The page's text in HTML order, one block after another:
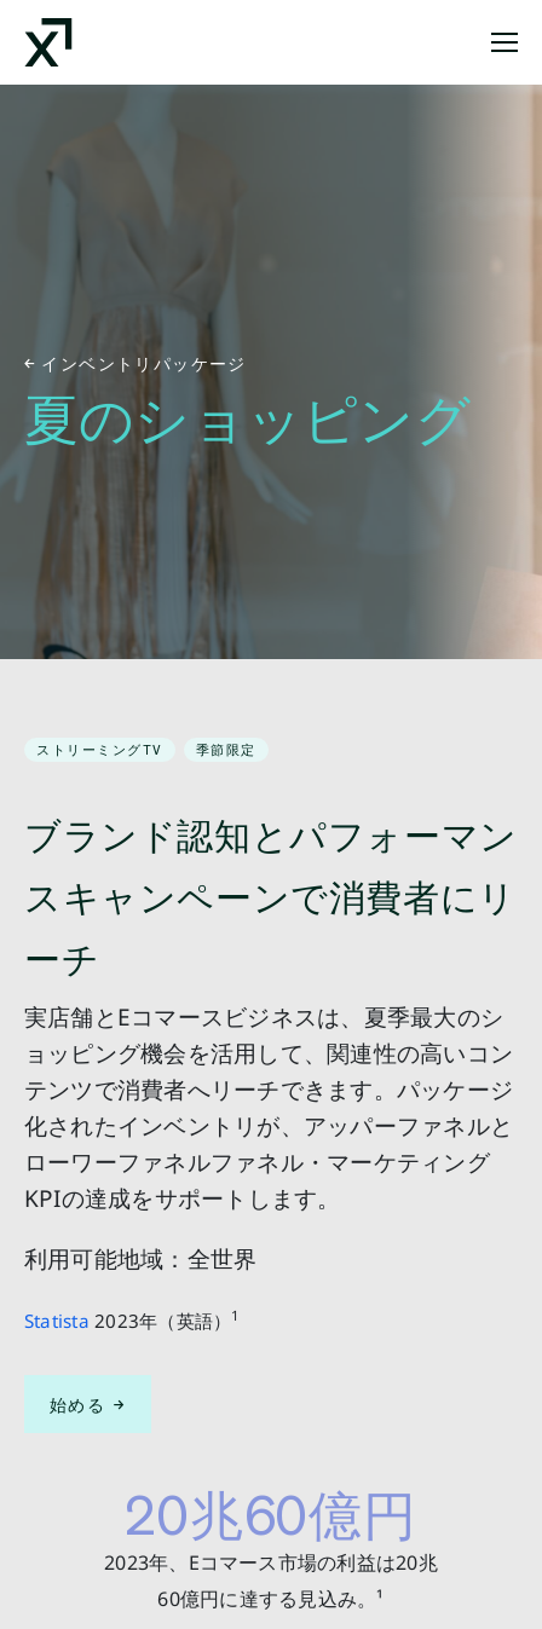
Index Exchange Home page
インベントリパッケージ
夏のショッピング
ストリーミングTV 季節限定
ブランド認知とパフォーマン
スキャンペーンで消費者にリ
ーチ
実店舗とEコマースビジネスは、夏季最大のシ
ョッピング機会を活用して、関連性の高いコン
テンツで消費者へリーチできます。パッケージ
化されたインベントリが、アッパーファネルと
ローワーファネルファネル・マーケティング
KPIの達成をサポートします。​
利用可能地域：全世界
Statista 2023年（英語） 1
始める
20兆60億円
2023年、Eコマース市場の利益は20兆
60億円に達する見込み。¹